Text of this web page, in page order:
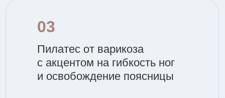
03
Пилатес от варикоза
с акцентом на гибкость ног
и освобождение поясницы